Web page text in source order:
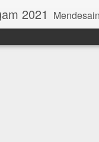
2021 Mendesain dan mendesain ulang